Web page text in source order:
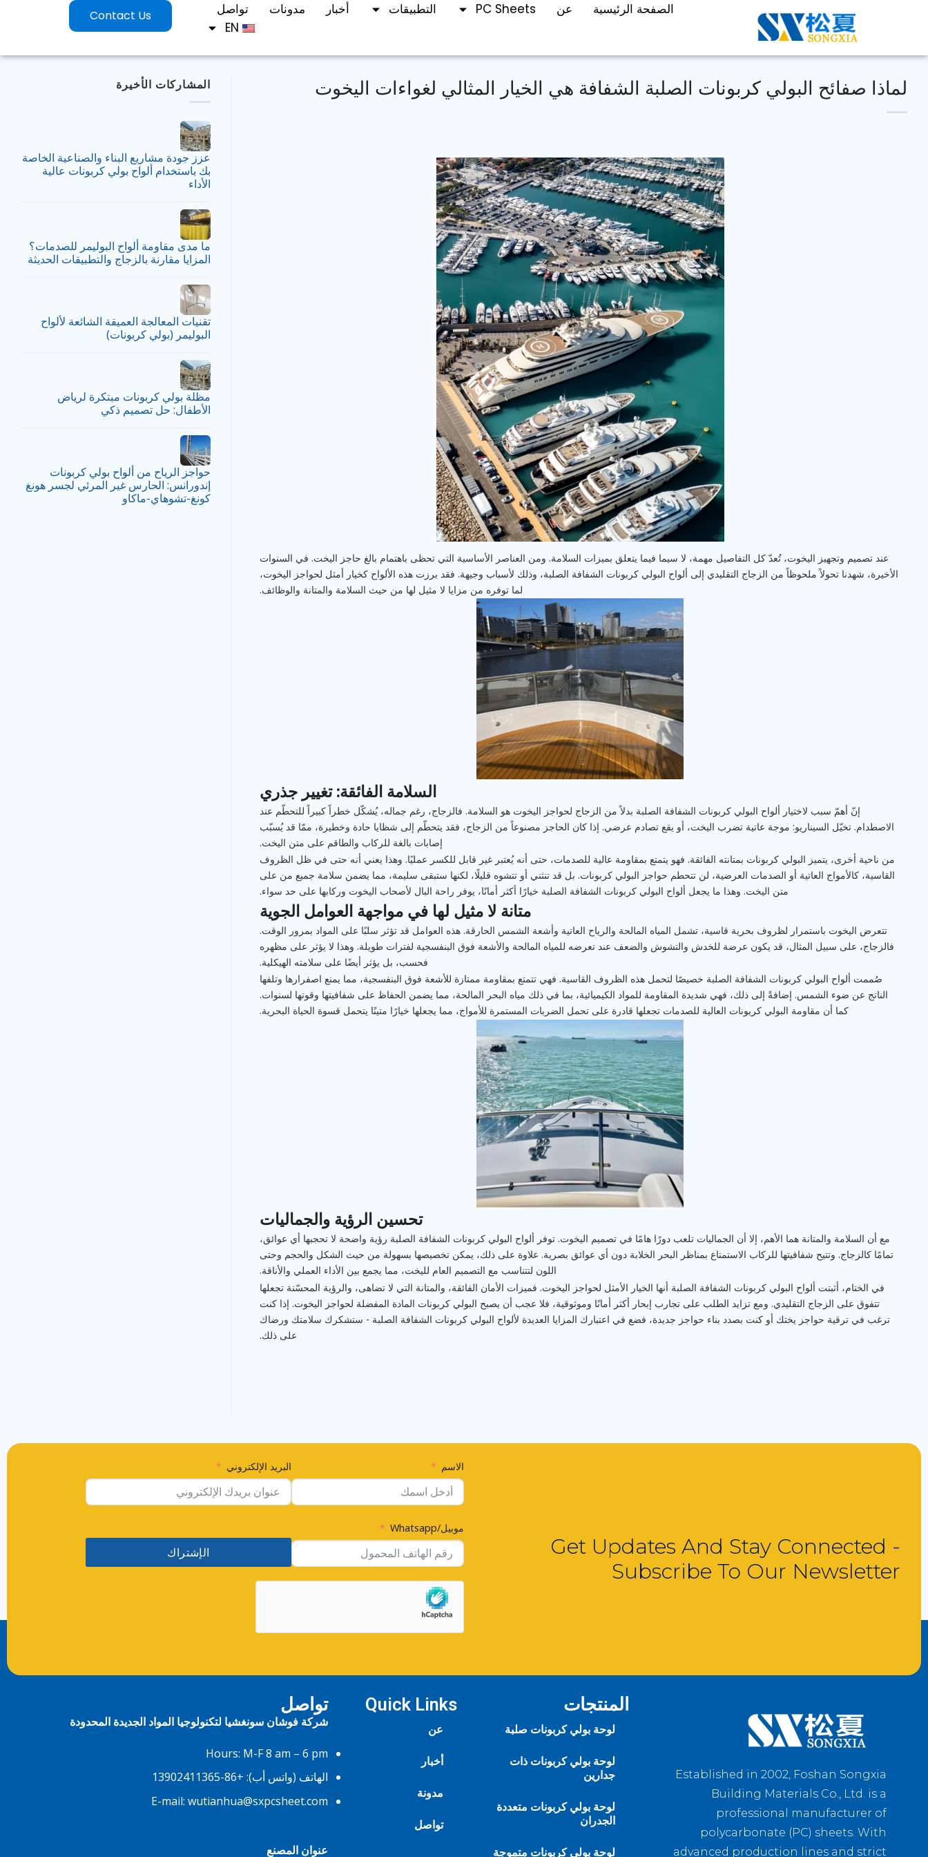
الصفحة الرئيسية عن PC Sheets التطبيقات أخبار مدونات
تواصل
EN
Contact Us
لماذا صفائح البولي كربونات الصلبة الشفافة هي الخيار المثالي لغواءات اليخوت
عند تصميم وتجهيز اليخوت، تُعدّ كل التفاصيل مهمة، لا سيما فيما يتعلق بميزات السلامة. ومن العناصر الأساسية التي تحظى باهتمام بالغ حاجز اليخت. في السنوات
الأخيرة، شهدنا تحولاً ملحوظاً من الزجاج التقليدي إلى ألواح البولي كربونات الشفافة الصلبة، وذلك لأسباب وجيهة. فقد برزت هذه الألواح كخيار أمثل لحواجز اليخوت،
لما توفره من مزايا لا مثيل لها من حيث السلامة والمتانة والوظائف.
السلامة الفائقة: تغيير جذري
إنّ أهمّ سبب لاختيار ألواح البولي كربونات الشفافة الصلبة بدلاً من الزجاج لحواجز اليخوت هو السلامة. فالزجاج، رغم جماله، يُشكّل خطراً كبيراً للتحطّم عند
الاصطدام. تخيّل السيناريو: موجة عاتية تضرب اليخت، أو يقع تصادم عرضي. إذا كان الحاجز مصنوعاً من الزجاج، فقد يتحطّم إلى شظايا حادة وخطيرة، ممّا قد يُسبّب
إصابات بالغة للركاب والطاقم على متن اليخت.
من ناحية أخرى، يتميز البولي كربونات بمتانته الفائقة. فهو يتمتع بمقاومة عالية للصدمات، حتى أنه يُعتبر غير قابل للكسر عمليًا. وهذا يعني أنه حتى في ظل الظروف
القاسية، كالأمواج العاتية أو الصدمات العرضية، لن تتحطم حواجز البولي كربونات. بل قد تنثني أو تتشوه قليلًا، لكنها ستبقى سليمة، مما يضمن سلامة جميع من على
متن اليخت. وهذا ما يجعل ألواح البولي كربونات الشفافة الصلبة خيارًا أكثر أمانًا، يوفر راحة البال لأصحاب اليخوت وركابها على حد سواء.
متانة لا مثيل لها في مواجهة العوامل الجوية
تتعرض اليخوت باستمرار لظروف بحرية قاسية، تشمل المياه المالحة والرياح العاتية وأشعة الشمس الحارقة. هذه العوامل قد تؤثر سلبًا على المواد بمرور الوقت.
فالزجاج، على سبيل المثال، قد يكون عرضة للخدش والتشوش والضعف عند تعرضه للمياه المالحة والأشعة فوق البنفسجية لفترات طويلة. وهذا لا يؤثر على مظهره
فحسب، بل يؤثر أيضًا على سلامته الهيكلية.
صُممت ألواح البولي كربونات الشفافة الصلبة خصيصًا لتحمل هذه الظروف القاسية. فهي تتمتع بمقاومة ممتازة للأشعة فوق البنفسجية، مما يمنع اصفرارها وتلفها
الناتج عن ضوء الشمس. إضافةً إلى ذلك، فهي شديدة المقاومة للمواد الكيميائية، بما في ذلك مياه البحر المالحة، مما يضمن الحفاظ على شفافيتها وقوتها لسنوات.
كما أن مقاومة البولي كربونات العالية للصدمات تجعلها قادرة على تحمل الضربات المستمرة للأمواج، مما يجعلها خيارًا متينًا يتحمل قسوة الحياة البحرية.
تحسين الرؤية والجماليات
مع أن السلامة والمتانة هما الأهم، إلا أن الجماليات تلعب دورًا هامًا في تصميم اليخوت. توفر ألواح البولي كربونات الشفافة الصلبة رؤية واضحة لا تحجبها أي عوائق،
تمامًا كالزجاج. وتتيح شفافيتها للركاب الاستمتاع بمناظر البحر الخلابة دون أي عوائق بصرية. علاوة على ذلك، يمكن تخصيصها بسهولة من حيث الشكل والحجم وحتى
اللون لتتناسب مع التصميم العام لليخت، مما يجمع بين الأداء العملي والأناقة.
في الختام، أثبتت ألواح البولي كربونات الشفافة الصلبة أنها الخيار الأمثل لحواجز اليخوت. فميزات الأمان الفائقة، والمتانة التي لا تضاهى، والرؤية المحسّنة تجعلها
تتفوق على الزجاج التقليدي. ومع تزايد الطلب على تجارب إبحار أكثر أمانًا وموثوقية، فلا عجب أن يصبح البولي كربونات المادة المفضلة لحواجز اليخوت. إذا كنت
ترغب في ترقية حواجز يختك أو كنت بصدد بناء حواجز جديدة، فضع في اعتبارك المزايا العديدة لألواح البولي كربونات الشفافة الصلبة - ستشكرك سلامتك ورضاك
على ذلك.
المشاركات الأخيرة
عزز جودة مشاريع البناء والصناعية الخاصة
بك باستخدام ألواح بولي كربونات عالية
الأداء
ما مدى مقاومة ألواح البوليمر للصدمات؟
المزايا مقارنة بالزجاج والتطبيقات الحديثة
تقنيات المعالجة العميقة الشائعة لألواح
البوليمر (بولي كربونات)
مظلة بولي كربونات مبتكرة لرياض
الأطفال: حل تصميم ذكي
حواجز الرياح من ألواح بولي كربونات
إندورانس: الحارس غير المرئي لجسر هونغ
كونغ-تشوهاي-ماكاو
Get Updates And Stay Connected -
Subscribe To Our Newsletter
الاسم
موبيل/Whatsapp
البريد الإلكتروني
الإشتراك
Established in 2002, Foshan Songxia
Building Materials Co., Ltd. is a
professional manufacturer of
polycarbonate (PC) sheets. With
advanced production lines and strict
المنتجات
لوحة بولي كربونات صلبة
لوحة بولي كربونات ذات
جدارين
لوحة بولي كربونات متعددة
الجدران
لوحة بولي كربونات متموجة
Quick Links
عن
أخبار
مدونة
تواصل
تواصل
شركة فوشان سونغشيا لتكنولوجيا المواد الجديدة المحدودة
Hours: M-F 8 am – 6 pm
الهاتف (واتس أب): +86-13902411365
E-mail:wutianhua@sxpcsheet.com
عنوان المصنع